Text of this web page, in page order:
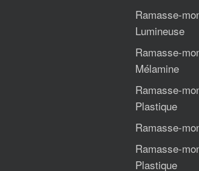
Ramasse-
Lumineuse
Ramasse-
Mélamine
Ramasse-
Plastique
Ramasse-
Ramasse-
Plastique